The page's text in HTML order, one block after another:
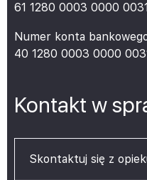
61 1280 0003 0000
Numer konta
40 1280 0003 0000
Kontakt w
Skontaktuj się z